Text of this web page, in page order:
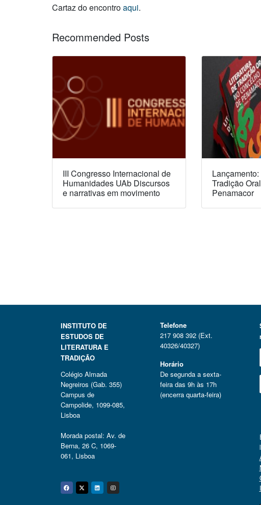
Cartaz do encontroaqui.
Recommended Posts
III Congresso Internacional de
Humanidades UAb Discursos
e narrativas em movimento
Tradição
Penamacor
INSTITUTO DE
ESTUDOS DE
LITERATURA E
TRADIÇÃO
Colégio Almada
Negreiros (Gab. 355)
Campus de
Campolide, 1099-085,
Lisboa
Morada postal: Av. de
Berna, 26 C, 1069-
061, Lisboa
Facebook
Twitter
Linkedin
Instagram
Telefone
217 908 392 (Ext.
40326/40327)
Horário
De segunda a sexta-
feira das 9h às 17h
(encerra quarta-feira)